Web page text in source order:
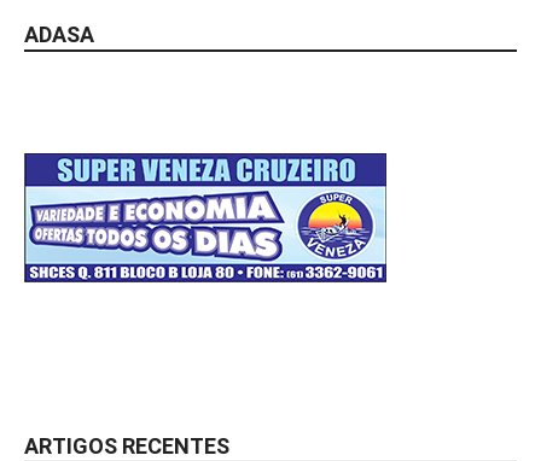
ADASA
ARTIGOS RECENTES